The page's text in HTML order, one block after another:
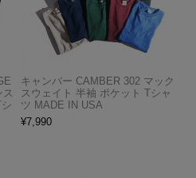
キャンバー CAMBER 302 マック
スウェイト 半袖 ポケット Tシャ
ツ MADE IN USA
¥7,990